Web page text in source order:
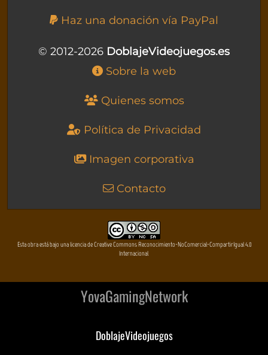
Haz una donación vía PayPal
© 2012-2026 DoblajeVideojuegos.es
Sobre la web
Quienes somos
Política de Privacidad
Imagen corporativa
Contacto
Esta obra está bajo una licencia de Creative Commons Reconocimiento-NoComercial-CompartirIgual 4.0
Internacional
YovaGamingNetwork
DoblajeVideojuegos